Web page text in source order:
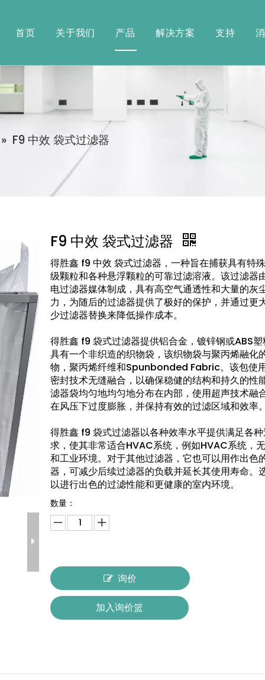
首页 关于我们 产品 解决方案 支持
» F9 中效 袋式过滤器
F9 中效 袋式过滤器
得胜鑫 f9 中效 袋式过滤器，一种旨在捕获具有特
级颗粒和各种悬浮颗粒的可靠过滤溶液。该过滤器
电过滤器媒体制成，具有高空气通透性和大量的灰
力，为随后的过滤器提供了极好的保护，并通过更
少过滤器替换来降低操作成本。
得胜鑫 f9 袋式过滤器提供铝合金，镀锌钢或ABS
具有一个非织造的织物袋，该织物袋与聚丙烯融化
物，聚丙烯纤维和Spunbonded Fabric。该包使
密封技术无缝融合，以确保稳健的结构和持久的性
滤器袋均匀地均匀地分布在内部，使用超声技术融
在风压下过度膨胀，并保持有效的过滤区域和效率
得胜鑫 f9 袋式过滤器以各种效率水平提供满足各
求，使其非常适合HVAC系统，例如HVAC系统，
和工业环境。对于其他过滤器，它也可以用作出色
器，可减少后续过滤器的负载并延长其使用寿命。
以进行出色的过滤性能和更健康的室内环境。
数量：
询价
加入询价篮